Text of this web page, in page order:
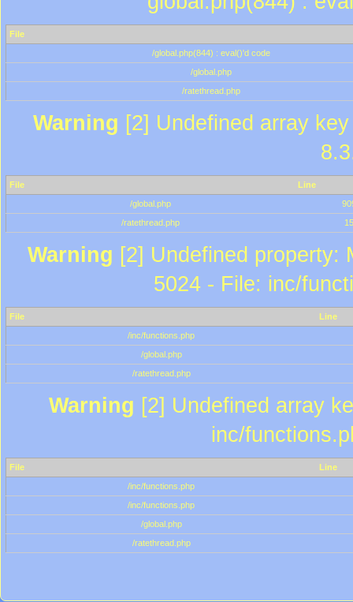
File
/global.php(844) : eval()'d code
/global.php
/ratethread.php
Warning [2] Undefined array
File
Line
/global.php
/ratethread.php
15
Warning [2] Undefined property:
5024 - File: inc/
File
Line
/inc/functions.php
/global.php
/ratethread.php
Warning [2] Undefined array
inc/
File
Line
/inc/functions.php
/inc/functions.php
/global.php
/ratethread.php